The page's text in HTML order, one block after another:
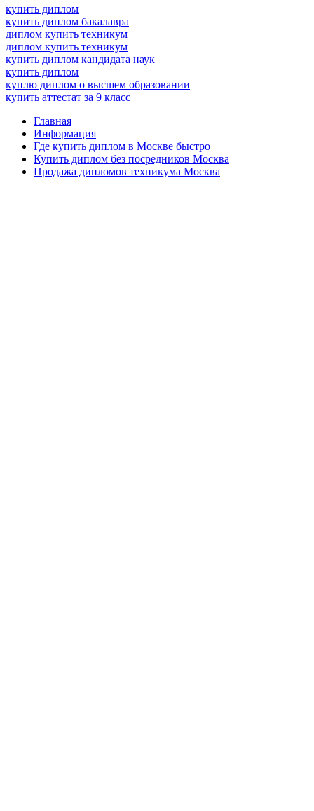
купить диплом
купить диплом бакалавра
диплом купить техникум
диплом купить техникум
купить диплом кандидата наук
купить диплом
куплю диплом о высшем образовании
купить аттестат за 9 класс
Главная
Информация
Где купить диплом в Москве быстро
Купить диплом без посредников Москва
Продажа дипломов техникума Москва